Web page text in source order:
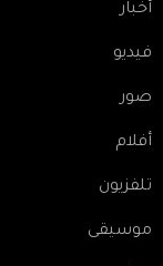
أخبار
فيديو
صور
أفلام
تلفزيون
موسيقى